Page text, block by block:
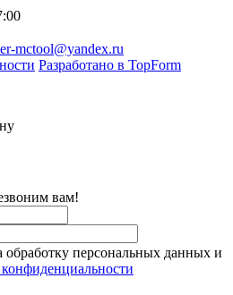
mctool@yandex.ru
Разработано в TopForm
вам!
обработку персональных данных и